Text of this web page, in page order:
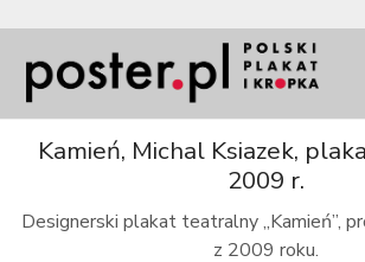
Kamień, Michal Ksiazek,
2009 r.
Designerski plakat teatralny „Kamień”,
z 2009 roku.